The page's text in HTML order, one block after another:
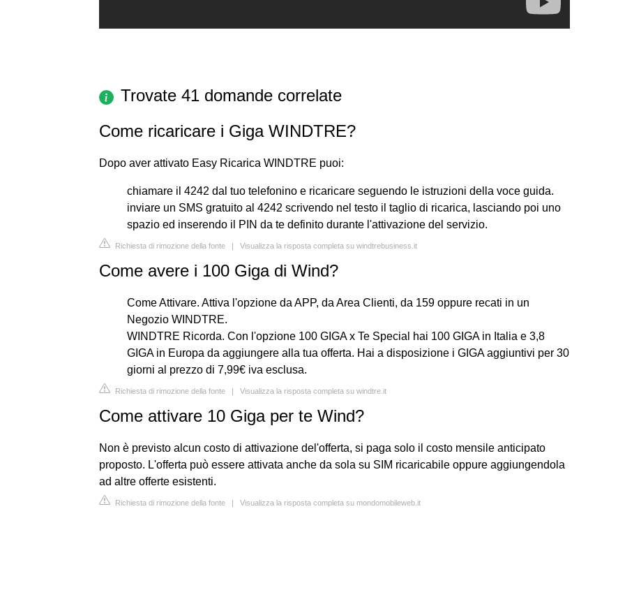
Trovate 41 domande correlate
Come ricaricare i Giga WINDTRE?
Dopo aver attivato Easy Ricarica WINDTRE puoi:
chiamare il 4242 dal tuo telefonino e ricaricare seguendo le istruzioni della voce guida.
inviare un SMS gratuito al 4242 scrivendo nel testo il taglio di ricarica, lasciando poi uno
spazio ed inserendo il PIN da te definito durante l'attivazione del servizio.
Richiesta di rimozione della fonte | Visualizza la risposta completa su windtrebusiness.it
Come avere i 100 Giga di Wind?
Come Attivare. Attiva l'opzione da APP, da Area Clienti, da 159 oppure recati in un
Negozio WINDTRE.
WINDTRE Ricorda. Con l'opzione 100 GIGA x Te Special hai 100 GIGA in Italia e 3,8
GIGA in Europa da aggiungere alla tua offerta. Hai a disposizione i GIGA aggiuntivi per 30
giorni al prezzo di 7,99€ iva esclusa.
Richiesta di rimozione della fonte | Visualizza la risposta completa su windtre.it
Come attivare 10 Giga per te Wind?
Non è previsto alcun costo di attivazione del'offerta, si paga solo il costo mensile anticipato
proposto. L'offerta può essere attivata anche da sola su SIM ricaricabile oppure aggiungendola
ad altre offerte esistenti.
Richiesta di rimozione della fonte | Visualizza la risposta completa su mondomobileweb.it